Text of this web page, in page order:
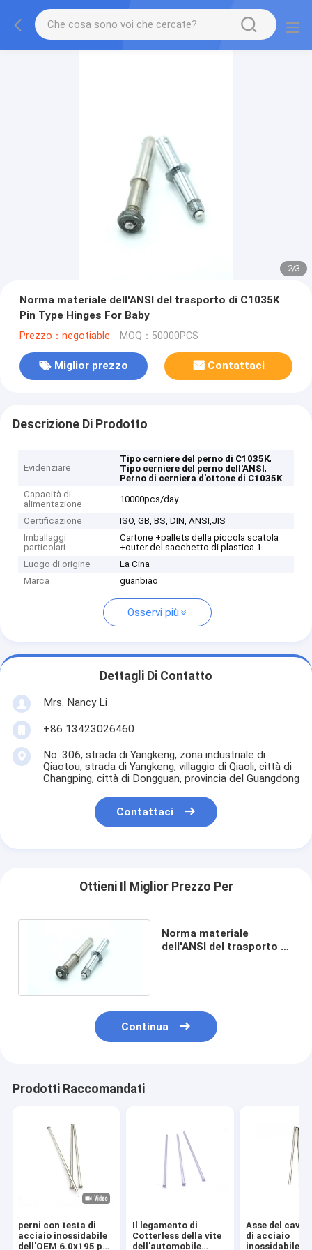
2/3
Norma materiale dell'ANSI del trasporto di C1035K
Pin Type Hinges For Baby
Prezzo：negotiable MOQ：50000PCS
Miglior prezzo Contattaci
Descrizione Di Prodotto
Evidenziare
Tipo cerniere del perno di C1035K,
Tipo cerniere del perno dell'ANSI,
Perno di cerniera d'ottone di C1035K
Capacità di
alimentazione
10000pcs/day
Certificazione
ISO, GB, BS, DIN, ANSI,JIS
Imballaggi
particolari
Cartone +pallets della piccola scatola
+outer del sacchetto di plastica 1
Luogo di origine
La Cina
Marca
guanbiao
Osservi più
Dettagli Di Contatto
Mrs. Nancy Li
+86 13423026460
No. 306, strada di Yangkeng, zona industriale di
Qiaotou, strada di Yangkeng, villaggio di Qiaoli, città di
Changping, città di Dongguan, provincia del Guangdong
Contattaci
Ottieni Il Miglior Prezzo Per
Norma materiale
dell'ANSI del trasporto di
Continua
Prodotti Raccomandati
perni con testa di
acciaio inossidabile
dell'OEM 6.0x195 per
Il legamento di
Cotterless della vite
dell'automobile
Asse del
di acciaio
inossidabile